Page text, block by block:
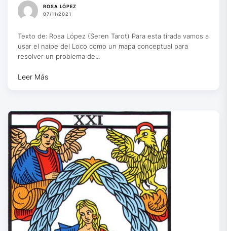
ROSA LÓPEZ
07/11/2021
Texto de: Rosa López (Seren Tarot) Para esta tirada vamos a
usar el naipe del Loco como un mapa conceptual para
resolver un problema de...
Leer Más